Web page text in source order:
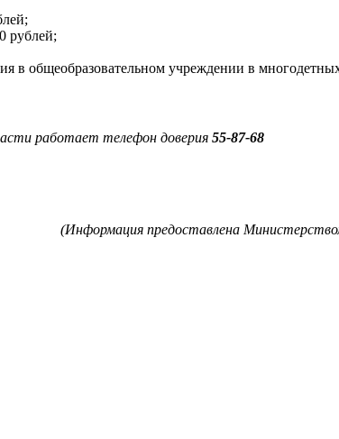
рублей;
в общеобразовательном учреждении в
работает телефон доверия 55-87-68
(Информация предоставлена